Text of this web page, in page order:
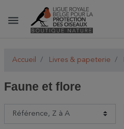
menu
Accueil Livres & papeterie
Faune et flore